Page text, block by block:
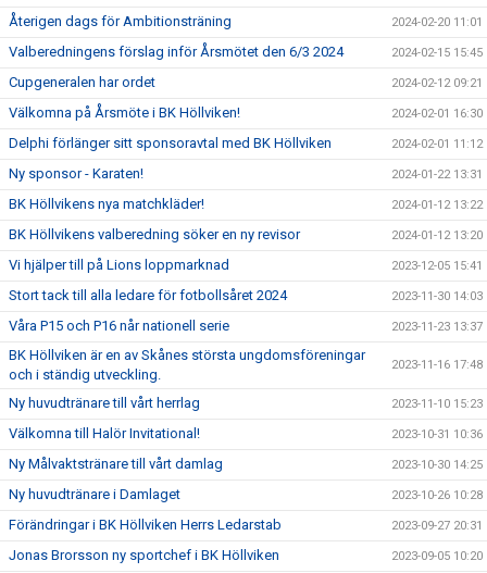
Återigen dags för Ambitionsträning 2024-02-20 11:01
Valberedningens förslag inför Årsmötet den 6/3 2024 2024-02-15 15:45
Cupgeneralen har ordet 2024-02-12 09:21
Välkomna på Årsmöte i BK Höllviken! 2024-02-01 16:30
Delphi förlänger sitt sponsoravtal med BK Höllviken 2024-02-01 11:12
Ny sponsor - Karaten! 2024-01-22 13:31
BK Höllvikens nya matchkläder! 2024-01-12 13:22
BK Höllvikens valberedning söker en ny revisor 2024-01-12 13:20
Vi hjälper till på Lions loppmarknad 2023-12-05 15:41
Stort tack till alla ledare för fotbollsåret 2024 2023-11-30 14:03
Våra P15 och P16 når nationell serie 2023-11-23 13:37
BK Höllviken är en av Skånes största ungdomsföreningar
och i ständig utveckling.
2023-11-16 17:48
Ny huvudtränare till vårt herrlag 2023-11-10 15:23
Välkomna till Halör Invitational! 2023-10-31 10:36
Ny Målvaktstränare till vårt damlag 2023-10-30 14:25
Ny huvudtränare i Damlaget 2023-10-26 10:28
Förändringar i BK Höllviken Herrs Ledarstab 2023-09-27 20:31
Jonas Brorsson ny sportchef i BK Höllviken 2023-09-05 10:20